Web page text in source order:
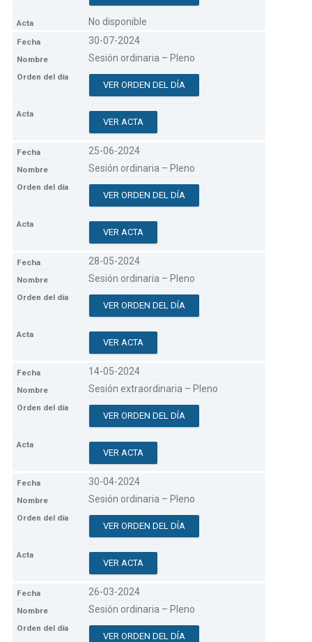
No disponible
30-07-2024
Sesión ordinaria – Pleno
VER ORDEN DEL DÍA
VER ACTA
25-06-2024
Sesión ordinaria – Pleno
VER ORDEN DEL DÍA
VER ACTA
28-05-2024
Sesión ordinaria – Pleno
VER ORDEN DEL DÍA
VER ACTA
14-05-2024
Sesión extraordinaria – Pleno
VER ORDEN DEL DÍA
VER ACTA
30-04-2024
Sesión ordinaria – Pleno
VER ORDEN DEL DÍA
VER ACTA
26-03-2024
Sesión ordinaria – Pleno
VER ORDEN DEL DÍA